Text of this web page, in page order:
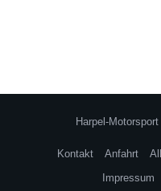
Harpel-
Kontakt Anfahrt
Impressum